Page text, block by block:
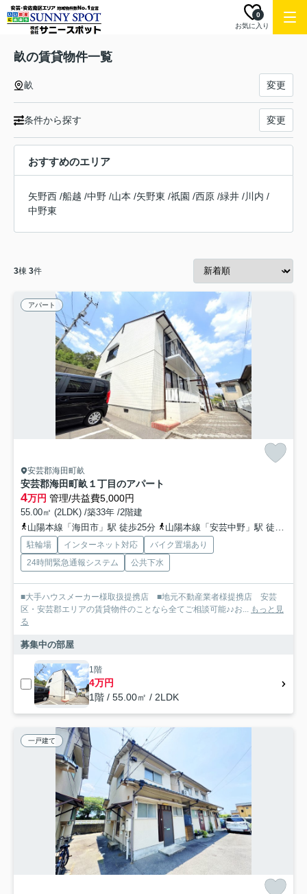
お気に入り
0
畝の賃貸物件一覧
畝 変更
条件から探す 変更
おすすめのエリア
矢野西 /船越 /中野 /山本 /矢野東 /祇園 /西原 /緑井 /川内 /
中野東
3棟 3件
アパート
安芸郡海田町畝
安芸郡海田町畝１丁目のアパート
4万円 管理/共益費5,000円
55.00㎡ (2LDK) /築33年 /2階建
山陽本線「海田市」駅 徒歩25分
山陽本線「安芸中野」駅 徒歩30分
駐輪場 インターネット対応
バイク置場あり
24時間緊急通報システム
公共下水
■大手ハウスメーカー様取扱提携店 ■地元不動産業者様提携店 安芸
区・安芸郡エリアの賃貸物件のことなら全てご相談可能♪♪お... もっと見
る
募集中の部屋
1階
4万円
1階 / 55.00㎡ / 2LDK
一戸建て